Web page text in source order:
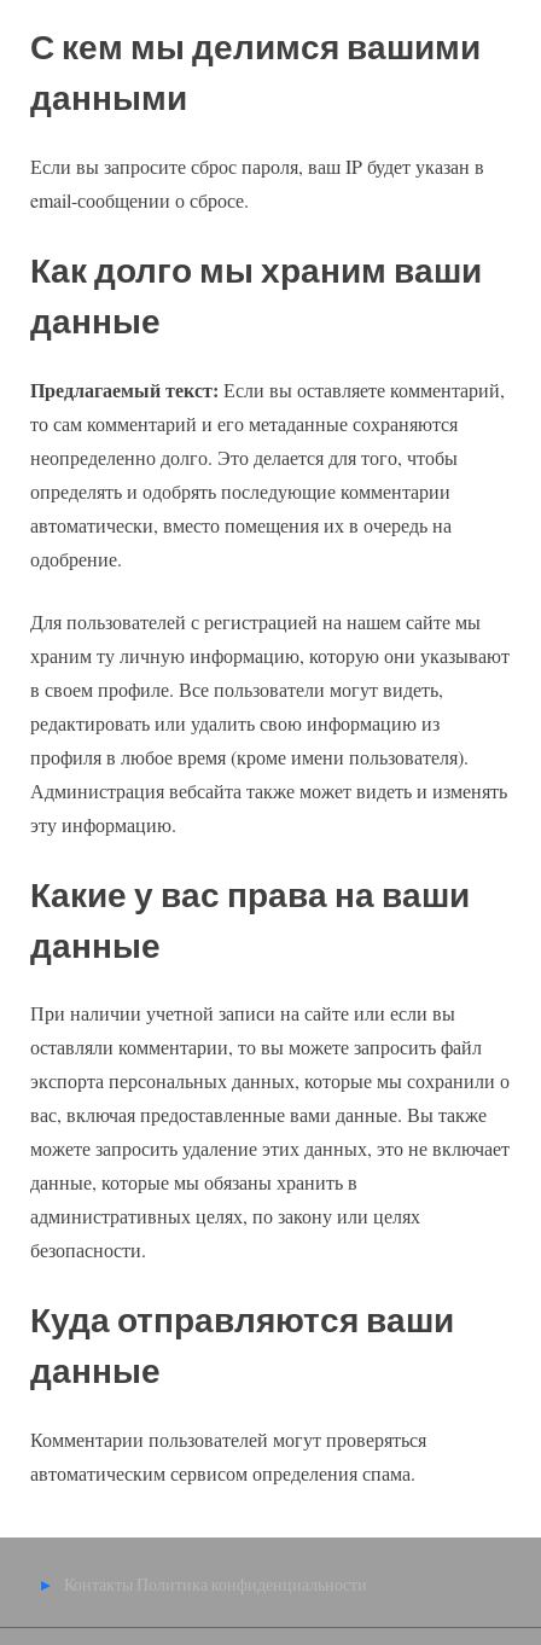
С кем мы делимся вашими
данными
Если вы запросите сброс пароля, ваш IP будет указан в
email-сообщении о сбросе.
Как долго мы храним ваши
данные
Предлагаемый текст: Если вы оставляете комментарий,
то сам комментарий и его метаданные сохраняются
неопределенно долго. Это делается для того, чтобы
определять и одобрять последующие комментарии
автоматически, вместо помещения их в очередь на
одобрение.
Для пользователей с регистрацией на нашем сайте мы
храним ту личную информацию, которую они указывают
в своем профиле. Все пользователи могут видеть,
редактировать или удалить свою информацию из
профиля в любое время (кроме имени пользователя).
Администрация вебсайта также может видеть и изменять
эту информацию.
Какие у вас права на ваши
данные
При наличии учетной записи на сайте или если вы
оставляли комментарии, то вы можете запросить файл
экспорта персональных данных, которые мы сохранили о
вас, включая предоставленные вами данные. Вы также
можете запросить удаление этих данных, это не включает
данные, которые мы обязаны хранить в
административных целях, по закону или целях
безопасности.
Куда отправляются ваши
данные
Комментарии пользователей могут проверяться
автоматическим сервисом определения спама.
Контакты Политика конфиденциальности